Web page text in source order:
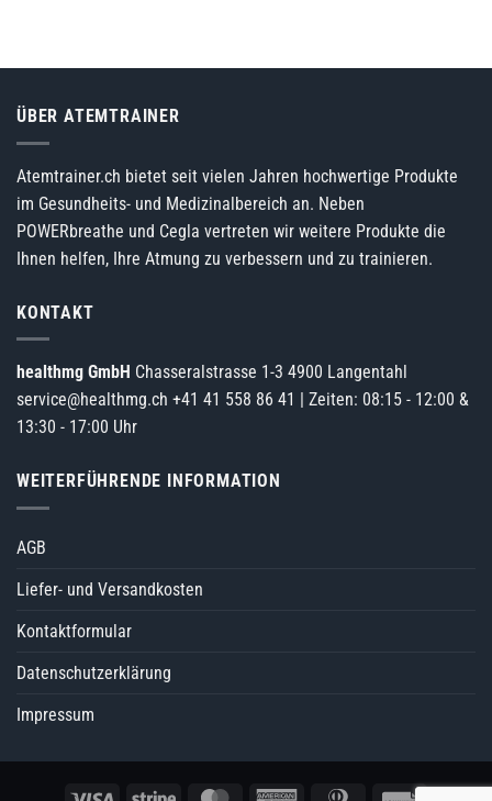
ÜBER ATEMTRAINER
Atemtrainer.ch bietet seit vielen Jahren hochwertige Produkte
im Gesundheits- und Medizinalbereich an. Neben
POWERbreathe und Cegla vertreten wir weitere Produkte die
Ihnen helfen, Ihre Atmung zu verbessern und zu trainieren.
KONTAKT
healthmg GmbH Chasseralstrasse 1-3 4900 Langentahl
service@healthmg.ch +41 41 558 86 41
| Zeiten: 08:15 - 12:00 &
13:30 - 17:00 Uhr
WEITERFÜHRENDE INFORMATION
AGB
Liefer- und Versandkosten
Kontaktformular
Datenschutzerklärung
Impressum